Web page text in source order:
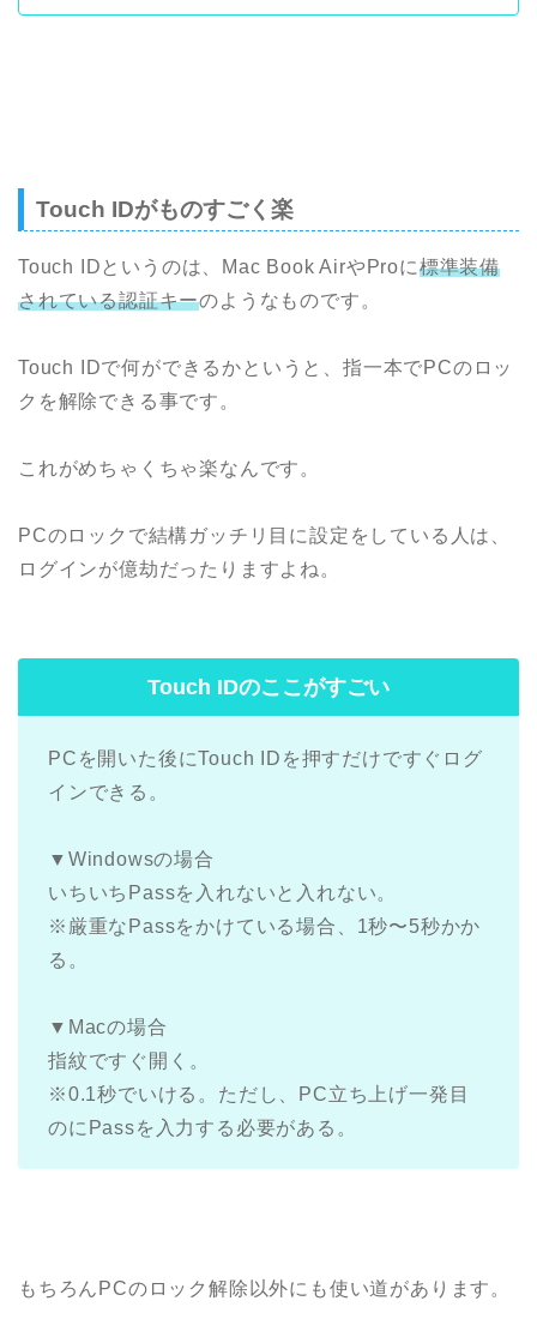
Touch IDがものすごく楽
Touch IDというのは、Mac Book AirやProに標準装備
されている認証キーのようなものです。
Touch IDで何ができるかというと、 指一本でPCのロッ
クを解除できる事です。
これがめちゃくちゃ楽なんです。
PCのロックで結構ガッチリ目に設定をしている人は、
ログインが億劫だったりますよね。
Touch IDのここがすごい
PCを開いた後にTouch IDを押すだけですぐログ
インできる。
▼Windowsの場合
いちいちPassを入れないと入れない。
※厳重なPassをかけている場合、1秒〜5秒かか
る。
▼Macの場合
指紋ですぐ開く。
※0.1秒でいける。ただし、PC立ち上げ一発目
のにPassを入力する必要がある。
もちろんPCのロック解除以外にも使い道があります。